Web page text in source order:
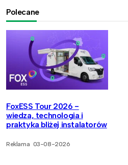
Polecane
FoxESS Tour 2026 -
wiedza, technologia i
praktyka bliżej instalatorów
Reklama 03-08-2026